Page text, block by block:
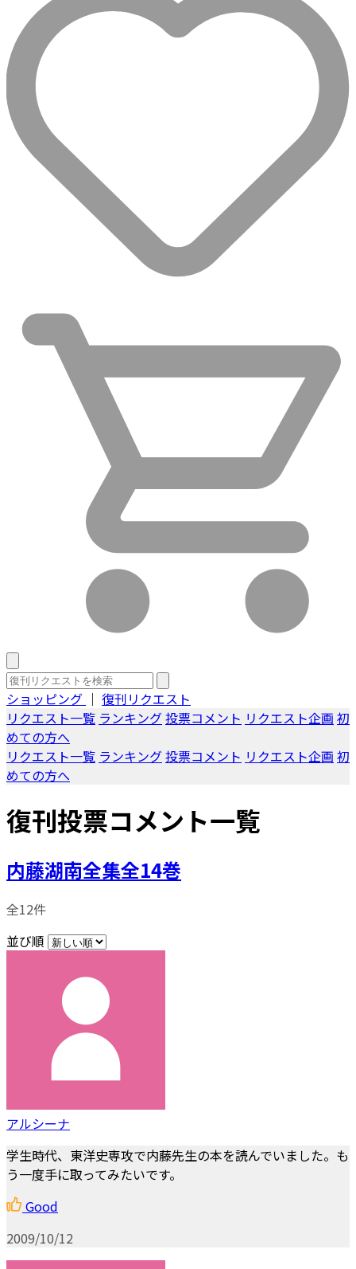
ショッピング ｜ 復刊リクエスト
リクエスト一覧 ランキング投票コメント リクエスト企画 初
めての方へ
リクエスト一覧 ランキング投票コメント リクエスト企画 初
めての方へ
復刊投票コメント一覧
内藤湖南全集全14巻
全12件
並び順
アルシーナ
学生時代、東洋史専攻で内藤先生の本を読んでいました。も
う一度手に取ってみたいです。
Good
2009/10/12